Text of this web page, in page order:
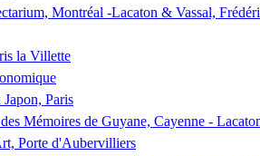
Montréal -Lacaton & Vassal,
la Villette
Paris
Mémoires de Guyane, Cayenne -
Porte d'Aubervilliers